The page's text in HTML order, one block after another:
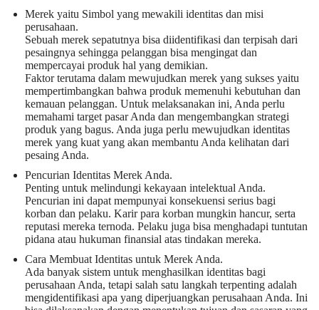
Merek yaitu Simbol yang mewakili identitas dan misi
perusahaan.
Sebuah merek sepatutnya bisa diidentifikasi dan terpisah dari
pesaingnya sehingga pelanggan bisa mengingat dan
mempercayai produk hal yang demikian.
Faktor terutama dalam mewujudkan merek yang sukses yaitu
mempertimbangkan bahwa produk memenuhi kebutuhan dan
kemauan pelanggan. Untuk melaksanakan ini, Anda perlu
memahami target pasar Anda dan mengembangkan strategi
produk yang bagus. Anda juga perlu mewujudkan identitas
merek yang kuat yang akan membantu Anda kelihatan dari
pesaing Anda.
Pencurian Identitas Merek Anda.
Penting untuk melindungi kekayaan intelektual Anda.
Pencurian ini dapat mempunyai konsekuensi serius bagi
korban dan pelaku. Karir para korban mungkin hancur, serta
reputasi mereka ternoda. Pelaku juga bisa menghadapi tuntutan
pidana atau hukuman finansial atas tindakan mereka.
Cara Membuat Identitas untuk Merek Anda.
Ada banyak sistem untuk menghasilkan identitas bagi
perusahaan Anda, tetapi salah satu langkah terpenting adalah
mengidentifikasi apa yang diperjuangkan perusahaan Anda. Ini